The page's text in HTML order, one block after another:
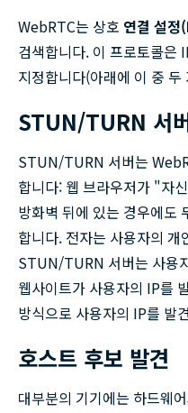
WebRTC는 상호 연결 설정
검색합니다. 이 프로토콜은
지정합니다(아래에 이 중 두
STUN/TURN 서
STUN/TURN 서버는
합니다: 웹 브라우저가 "자
방화벽 뒤에 있는 경우에도
합니다. 전자는 사용자의
STUN/TURN 서버는 사용
웹사이트가 사용자의 IP를
방식으로 사용자의 IP를 발
호스트 후보 발견
대부분의 기기에는 하드웨